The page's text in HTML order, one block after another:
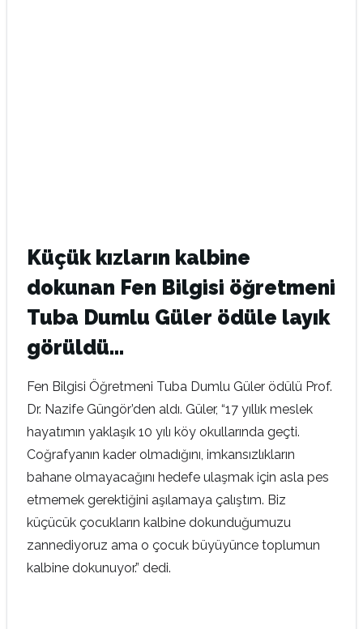
Küçük kızların kalbine
dokunan Fen Bilgisi öğretmeni
Tuba Dumlu Güler ödüle layık
görüldü…
Fen Bilgisi Öğretmeni Tuba Dumlu Güler ödülü Prof.
Dr. Nazife Güngör’den aldı. Güler, “17 yıllık meslek
hayatımın yaklaşık 10 yılı köy okullarında geçti.
Coğrafyanın kader olmadığını, imkansızlıkların
bahane olmayacağını hedefe ulaşmak için asla pes
etmemek gerektiğini aşılamaya çalıştım. Biz
küçücük çocukların kalbine dokunduğumuzu
zannediyoruz ama o çocuk büyüyünce toplumun
kalbine dokunuyor.” dedi.